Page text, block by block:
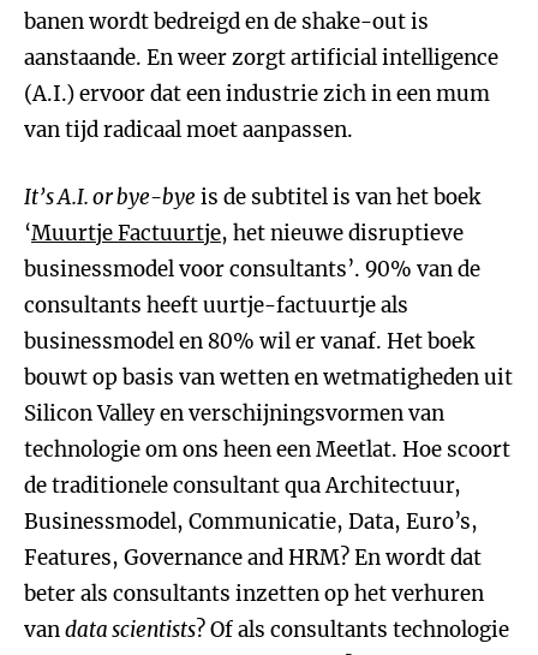
banen wordt bedreigd en de shake-out is
aanstaande. En weer zorgt artificial intelligence
(A.I.) ervoor dat een industrie zich in een mum
van tijd radicaal moet aanpassen.
It’s A.I. or bye-bye is de subtitel is van het boek
‘Muurtje Factuurtje, het nieuwe disruptieve
businessmodel voor consultants’. 90% van de
consultants heeft uurtje-factuurtje als
businessmodel en 80% wil er vanaf. Het boek
bouwt op basis van wetten en wetmatigheden uit
Silicon Valley en verschijningsvormen van
technologie om ons heen een Meetlat. Hoe scoort
de traditionele consultant qua Architectuur,
Businessmodel, Communicatie, Data, Euro’s,
Features, Governance and HRM? En wordt dat
beter als consultants inzetten op het verhuren
vandata scientists? Of als consultants technologie